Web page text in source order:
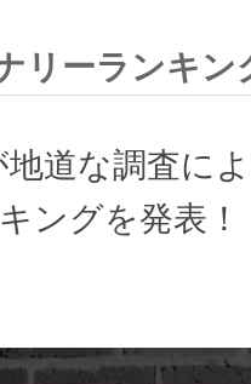
リーランキン
道な調査に
ングを発表！